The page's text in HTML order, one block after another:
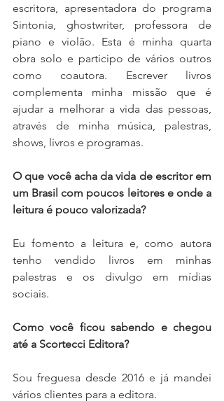
escritora, apresentadora do programa
Sintonia, ghostwriter, professora de
piano e violão. Esta é minha quarta
obra solo e participo de vários outros
como coautora. Escrever livros
complementa minha missão que é
ajudar a melhorar a vida das pessoas,
através de minha música, palestras,
shows, livros e programas.
O que você acha da vida de escritor em
um Brasil com poucos leitores e onde a
leitura é pouco valorizada?
Eu fomento a leitura e, como autora
tenho vendido livros em minhas
palestras e os divulgo em mídias
sociais.
Como você ficou sabendo e chegou
até a Scortecci Editora?
Sou freguesa desde 2016 e já mandei
vários clientes para a editora.